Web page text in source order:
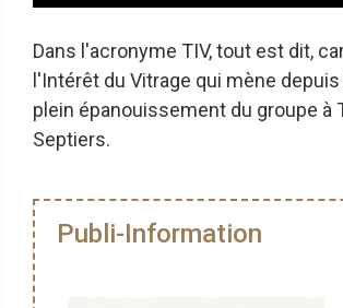
Dans l'acronyme TIV, tout est dit,
l'Intérêt du Vitrage qui mène
plein épanouissement du groupe à
Septiers.
Publi-Information